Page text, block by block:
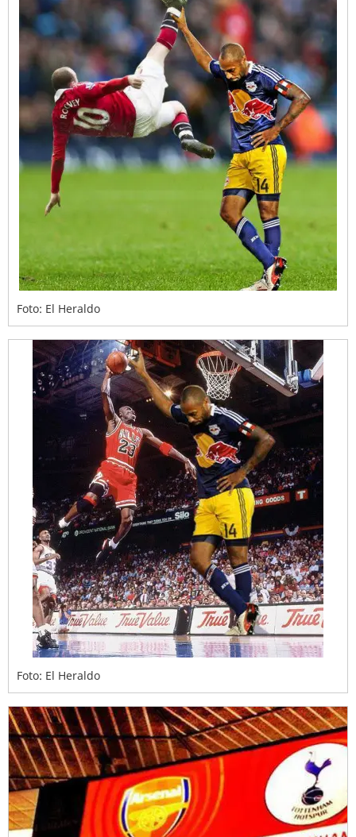
Foto: El Heraldo
Foto: El Heraldo